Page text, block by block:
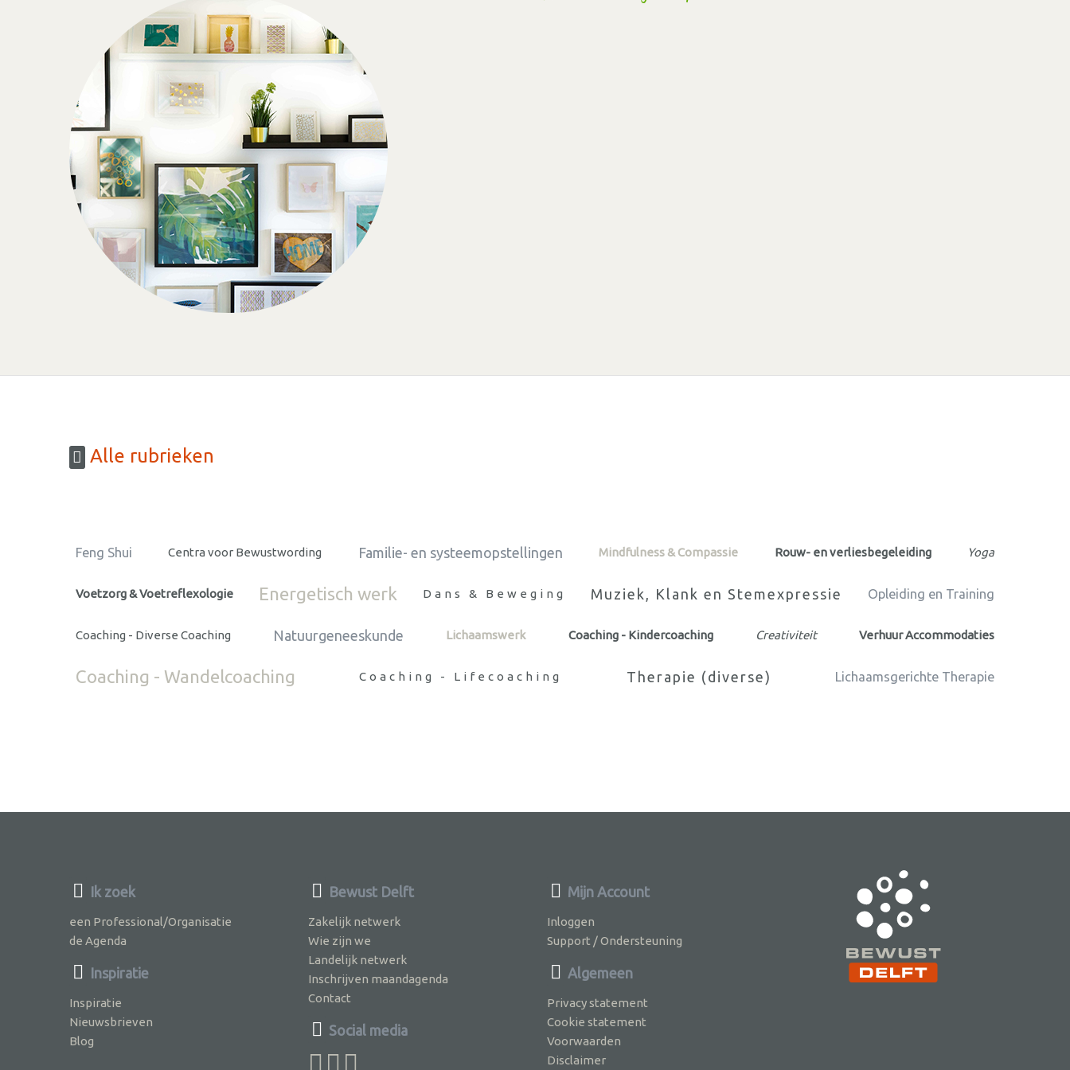
Alle rubrieken
Feng Shui Centra voor Bewustwording Familie- en systeemopstellingen Mindfulness & Compassie Rouw- en verliesbegeleiding Yoga
Voetzorg & Voetreflexologie Energetisch werk Dans & Beweging Muziek, Klank en Stemexpressie Opleiding en Training
Coaching - Diverse Coaching Natuurgeneeskunde Lichaamswerk Coaching - Kindercoaching Creativiteit Verhuur Accommodaties
Coaching - Wandelcoaching Coaching - Lifecoaching Therapie (diverse) Lichaamsgerichte Therapie
Ik zoek
een Professional/Organisatie
de Agenda
Inspiratie
Inspiratie
Nieuwsbrieven
Blog
Bewust Delft
Zakelijk netwerk
Wie zijn we
Landelijk netwerk
Inschrijven maandagenda
Contact
Social media
Mijn Account
Inloggen
Support / Ondersteuning
Algemeen
Privacy statement
Cookie statement
Voorwaarden
Disclaimer